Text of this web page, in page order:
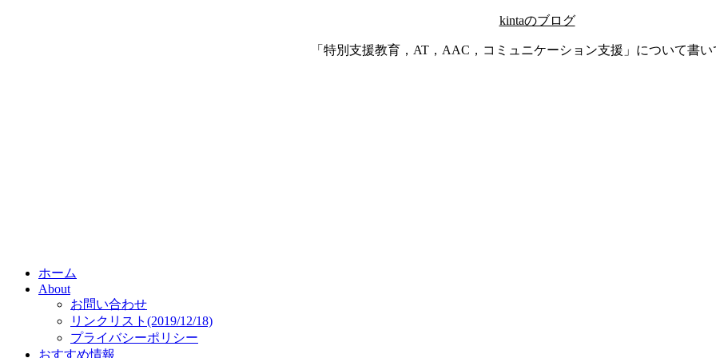
kintaのブログ
「特別支援教育，AT，AAC，コミュニケーション支援」について書
ホーム
About
お問い合わせ
リンクリスト(2019/12/18)
プライバシーポリシー
おすすめ情報